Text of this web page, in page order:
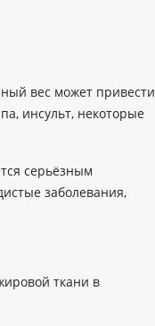
вес может привести
инсульт, некоторые
серьёзным
заболевания,
ткани в